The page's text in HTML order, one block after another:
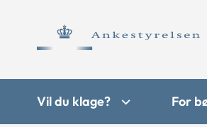
Vil du klage? For